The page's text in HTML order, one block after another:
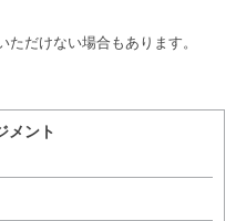
だけない場合もあります。
メント